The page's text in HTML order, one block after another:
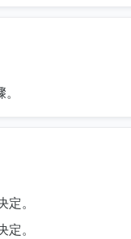
。
。